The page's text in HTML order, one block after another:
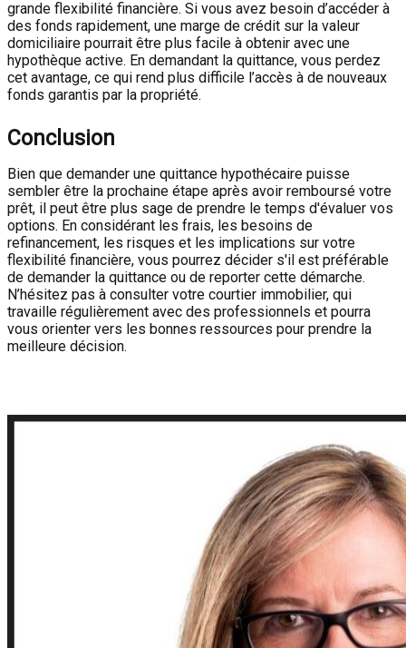
grande flexibilité financière. Si vous avez besoin d’accéder à
des fonds rapidement, une marge de crédit sur la valeur
domiciliaire pourrait être plus facile à obtenir avec une
hypothèque active. En demandant la quittance, vous perdez
cet avantage, ce qui rend plus difficile l’accès à de nouveaux
fonds garantis par la propriété.
Conclusion
Bien que demander une quittance hypothécaire puisse
sembler être la prochaine étape après avoir remboursé votre
prêt, il peut être plus sage de prendre le temps d'évaluer vos
options. En considérant les frais, les besoins de
refinancement, les risques et les implications sur votre
flexibilité financière, vous pourrez décider s'il est préférable
de demander la quittance ou de reporter cette démarche.
N’hésitez pas à consulter votre courtier immobilier, qui
travaille régulièrement avec des professionnels et pourra
vous orienter vers les bonnes ressources pour prendre la
meilleure décision.